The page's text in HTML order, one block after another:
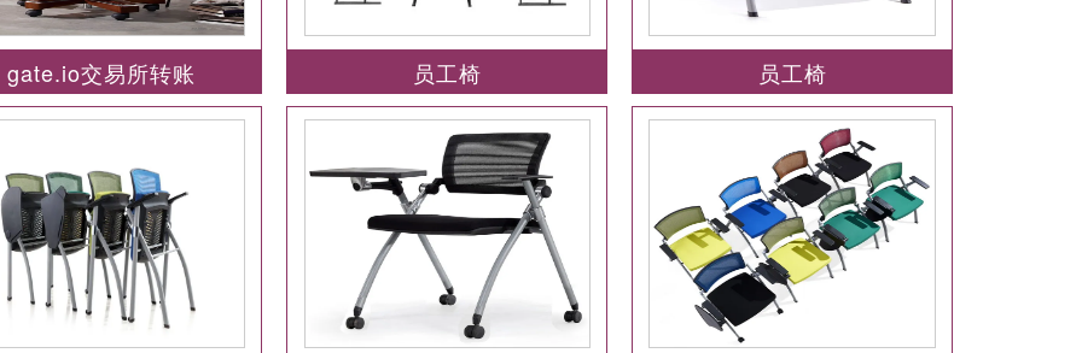
gate.io交易所转账 员工椅 员工椅